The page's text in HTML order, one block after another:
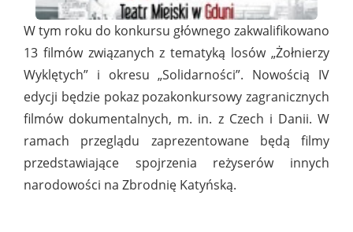
W tym roku do konkursu głównego zakwalifikowano
13 filmów związanych z tematyką losów „Żołnierzy
Wyklętych” i okresu „Solidarności”. Nowością IV
edycji będzie pokaz pozakonkursowy zagranicznych
filmów dokumentalnych, m. in. z Czech i Danii. W
ramach przeglądu zaprezentowane będą filmy
przedstawiające spojrzenia reżyserów innych
narodowości na Zbrodnię Katyńską.